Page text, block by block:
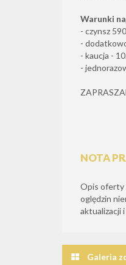
Warunki
- czynsz
-
- kaucja -
-
NOTA
Opis oferty
oględzin
aktualizacji
Galeria